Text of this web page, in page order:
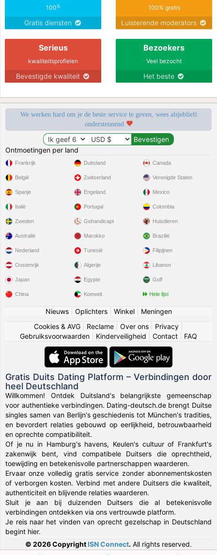
100%
Gratis diensten
100% gratis
Luisterende moderators
Serieus
kwaliteitsprofielen
Bevestigde kwaliteit
Bezoekers
Veel bezocht
Het beste
We werken hard om je de beste service te geven, wees alsjeblieft
ondersteunend
Ontmoetingen per land
Frankrijk
België
Spanje
Italië
Zweden
Duitsland
Zwitserland
Engeland
Portugal
Gehandicapt
Canada
Verenigde Staten
Mexico
Colombia
Huisdieren
Australië
Nederland
Oostenrijk
Japan
China
Marokko
Tunesië
Algerije
Egypte
Koeweit
Brazilië
Filipijnen
Libanon
Golf
Hele lijst
Nieuws| Oplichters| Winkel| Meningen
Cookies & AVG
Reclame Over ons Privacy
Gebruiksvoorwaarden
Kinderveiligheid Contact FAQ
Gratis Duits Dating Platform – Verbindingen door
heel Deutschland
Willkommen! Ontdek Duitsland's belangrijkste gemeenschap
voor authentieke verbindingen. Dating-deutsch.de brengt Duitse
singles samen van Berlijn's geschiedenis tot München's tradities,
en bevordert relaties gebouwd op eerlijkheid, betrouwbaarheid
en oprechte compatibiliteit.
Of je nu in Hamburg's havens, Keulen's cultuur of Frankfurt's
zakenwijk bent, vind compatibele Duitsers die oprechtheid,
toewijding en betekenisvolle partnerschappen waarderen.
Ervaar onze volledig gratis service zonder abonnementskosten
of verborgen kosten. Verbind met andere Duitsers die kwaliteit,
authenticiteit en blijvende relaties waarderen.
Sluit je aan bij duizenden Duitsers die al betekenisvolle
verbindingen ontdekken via ons vertrouwde platform.
Je reis naar het vinden van oprecht gezelschap in Deutschland
begint hier.
© 2026 Copyright ISN Connect. All rights reserved.